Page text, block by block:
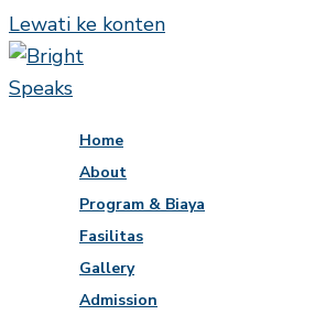
Lewati ke konten
Home
About
Program & Biaya
Fasilitas
Gallery
Admission